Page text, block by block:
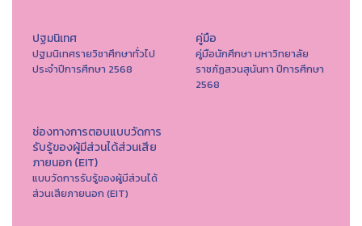
ปฐมนิเทศ
ปฐมนิเทศรายวิชาศึกษาทั่วไป
ประจำปีการศึกษา 2568
คู่มือ
คู่มือนักศึกษา มหาวิทยาลัย
ราชภัฏสวนสุนันทา ปีการศึกษา
2568
ช่องทางการตอบแบบวัดการ
รับรู้ของผู้มีส่วนได้ส่วนเสีย
ภายนอก (EIT)
แบบวัดการรับรู้ของผู้มีส่วนได้
ส่วนเสียภายนอก (EIT)